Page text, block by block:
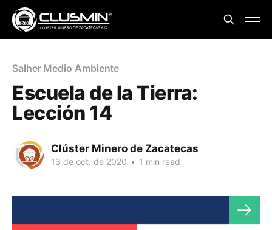
Salher Medio Ambiente
Escuela de la Tierra:
Lección 14
Clúster Minero de Zacatecas
13 de oct. de 2020 • 1 min read